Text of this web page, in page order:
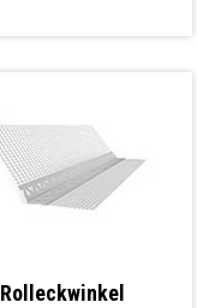
Rolleckwinkel